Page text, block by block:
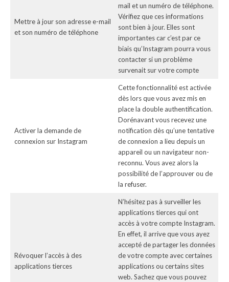
Mettre à jour son adresse e-mail
et son numéro de téléphone
mail et un numéro de téléphone.
Vérifiez que ces informations
sont bien à jour. Elles sont
importantes car c’est par ce
biais qu’Instagram pourra vous
contacter si un problème
survenait sur votre compte
Activer la demande de
connexion sur Instagram
Cette fonctionnalité est activée
dès lors que vous avez mis en
place la double authentification.
Dorénavant vous recevez une
notification dès qu’une tentative
de connexion a lieu depuis un
appareil ou un navigateur non-
reconnu. Vous avez alors la
possibilité de l’approuver ou de
la refuser.
Révoquer l’accès à des
applications tierces
N’hésitez pas à surveiller les
applications tierces qui ont
accès à votre compte Instagram.
En effet, il arrive que vous ayez
accepté de partager les données
de votre compte avec certaines
applications ou certains sites
web. Sachez que vous pouvez